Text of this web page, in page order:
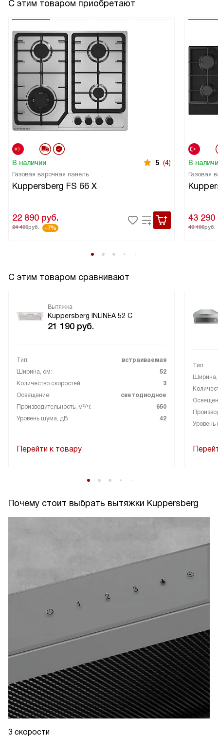
пользую, но кому-то, знаю, нравится. Качество сборки на
уровне: ничего не люфтит и не дребезжит.
С этим товаром приобретают
В наличии 5 (4)
Газовая варочная панель
Kuppersberg FS 66 X
22 890 руб.
24 490руб. -7%
В
Газовая
43 290
49 190руб.
С этим товаром сравнивают
Вытяжка
Kuppersberg INLINEA 52 С
21 190 руб.
Тип:
встраиваемая
Ширина, см:
52
Количество скоростей:
3
Освещение:
светодиодное
Производительность, м³/ч:
650
Уровень шума, дБ:
42
Перейти к товару
Тип:
Почему стоит выбрать вытяжки Kuppersberg
3 скорости